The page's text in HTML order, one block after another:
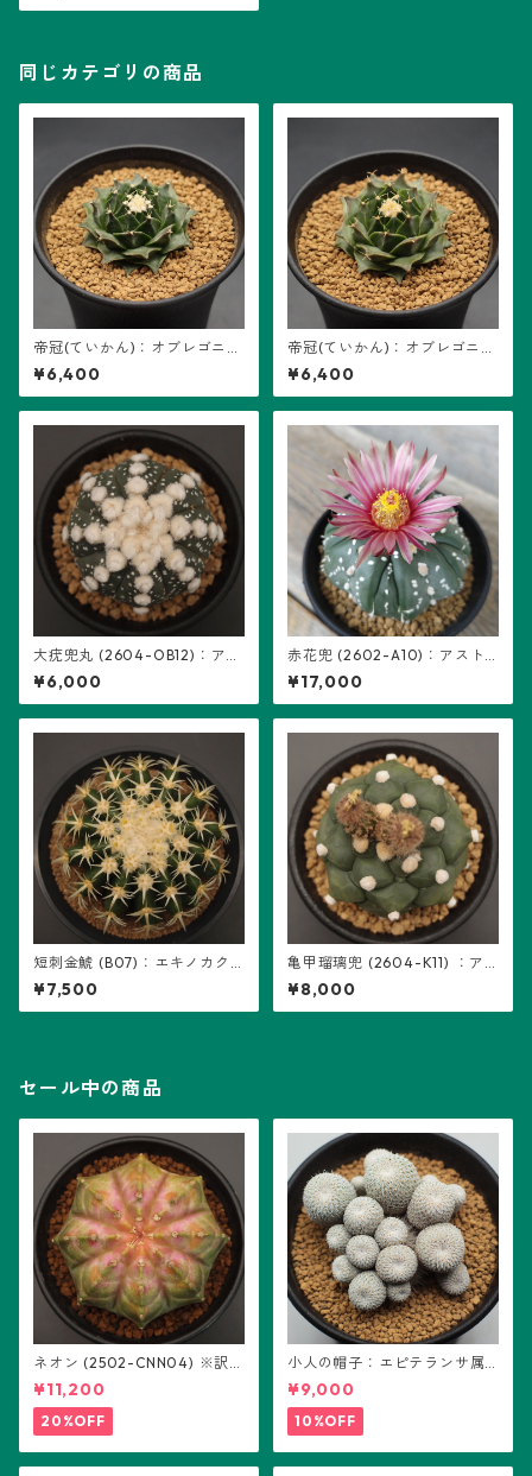
同じカテゴリの商品
帝冠(ていかん)：オブレゴニア
属 (B03) ※実生
¥6,400
帝冠(ていかん)：オブレゴニア
属 (B02) ※実生
¥6,400
大疣兜丸 (2604-OB12)：アス
トロフィツム属 ※実生
¥6,000
赤花兜 (2602-A10)：アスト
ロフィツム属 ※実生、五稜+複
稜あり
¥17,000
短刺金鯱 (B07)：エキノカク
タス属 ※実生
¥7,500
亀甲瑠璃兜 (2604-K11) ：ア
ストロフィツム属 ※実生
¥8,000
セール中の商品
ネオン (2502-CNN04) ※訳あ
り：ギムノカリキウム属 ※実
生
¥11,200
20%OFF
小人の帽子：エピテランサ属
(B01)
¥9,000
10%OFF